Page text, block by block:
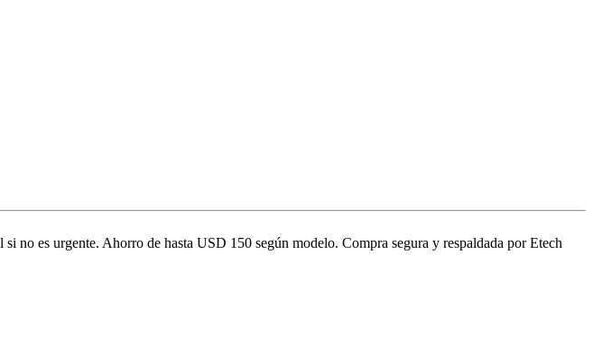
no es urgente. Ahorro de hasta USD 150 según modelo. Compra segura y respaldada por Etech